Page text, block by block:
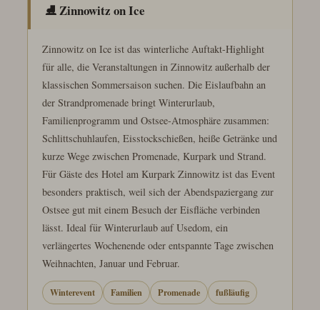
⛸️ Zinnowitz on Ice
Zinnowitz on Ice ist das winterliche Auftakt-Highlight
für alle, die Veranstaltungen in Zinnowitz außerhalb der
klassischen Sommersaison suchen. Die Eislaufbahn an
der Strandpromenade bringt Winterurlaub,
Familienprogramm und Ostsee-Atmosphäre zusammen:
Schlittschuhlaufen, Eisstockschießen, heiße Getränke und
kurze Wege zwischen Promenade, Kurpark und Strand.
Für Gäste des Hotel am Kurpark Zinnowitz ist das Event
besonders praktisch, weil sich der Abendspaziergang zur
Ostsee gut mit einem Besuch der Eisfläche verbinden
lässt. Ideal für Winterurlaub auf Usedom, ein
verlängertes Wochenende oder entspannte Tage zwischen
Weihnachten, Januar und Februar.
Winterevent Familien Promenade fußläufig